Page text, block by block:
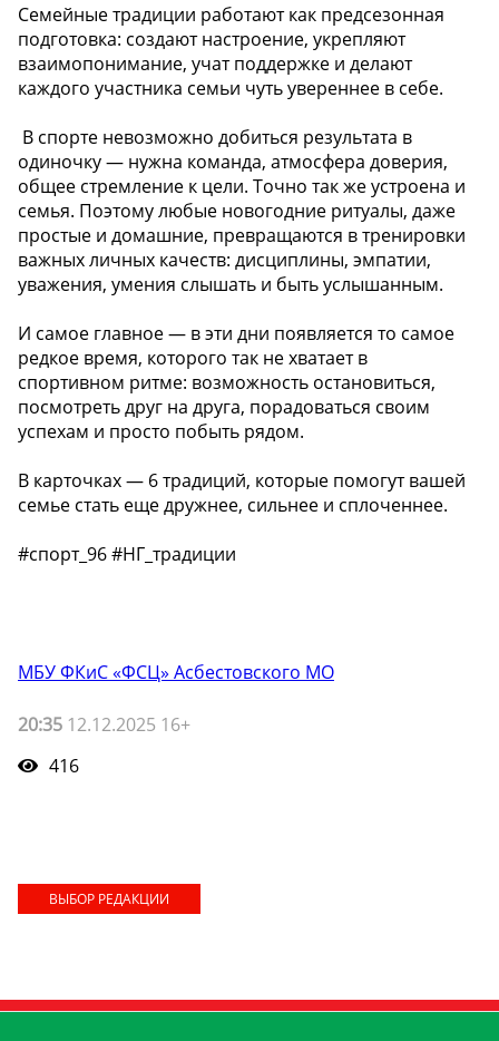
Семейные традиции работают как предсезонная
подготовка: создают настроение, укрепляют
взаимопонимание, учат поддержке и делают
каждого участника семьи чуть увереннее в себе.
️ В спорте невозможно добиться результата в
одиночку — нужна команда, атмосфера доверия,
общее стремление к цели. Точно так же устроена и
семья. Поэтому любые новогодние ритуалы, даже
простые и домашние, превращаются в тренировки
важных личных качеств: дисциплины, эмпатии,
уважения, умения слышать и быть услышанным.
И самое главное — в эти дни появляется то самое
редкое время, которого так не хватает в
спортивном ритме: возможность остановиться,
посмотреть друг на друга, порадоваться своим
успехам и просто побыть рядом.
В карточках — 6 традиций, которые помогут вашей
семье стать еще дружнее, сильнее и сплоченнее.
#спорт_96 #НГ_традиции
МБУ ФКиС «ФСЦ» Асбестовского МО
20:35 12.12.2025 16+
416
ВЫБОР РЕДАКЦИИ